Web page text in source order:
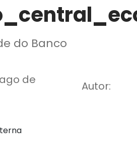
do Banco
de
Autor: